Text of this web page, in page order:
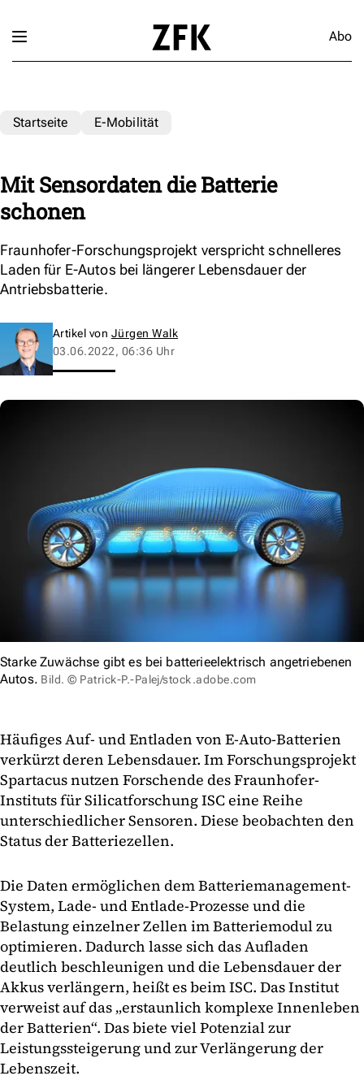
Abo
Startseite E-Mobilität
Mit Sensordaten die Batterie
schonen
Fraunhofer-Forschungsprojekt verspricht schnelleres
Laden für E-Autos bei längerer Lebensdauer der
Antriebsbatterie.
Artikel von Jürgen Walk
03.06.2022, 06:36 Uhr
Starke Zuwächse gibt es bei batterieelektrisch angetriebenen
Autos. Bild. © Patrick-P.-Palej/stock.adobe.com
Häufiges Auf- und Entladen von E-Auto-Batterien
verkürzt deren Lebensdauer. Im Forschungsprojekt
Spartacus nutzen Forschende des Fraunhofer-
Instituts für Silicatforschung ISC eine Reihe
unterschiedlicher Sensoren. Diese beobachten den
Status der Batteriezellen.
Die Daten ermöglichen dem Batteriemanagement-
System, Lade- und Entlade-Prozesse und die
Belastung einzelner Zellen im Batteriemodul zu
optimieren. Dadurch lasse sich das Aufladen
deutlich beschleunigen und die Lebensdauer der
Akkus verlängern, heißt es beim ISC. Das Institut
verweist auf das „erstaunlich komplexe Innenleben
der Batterien“. Das biete viel Potenzial zur
Leistungssteigerung und zur Verlängerung der
Lebenszeit.